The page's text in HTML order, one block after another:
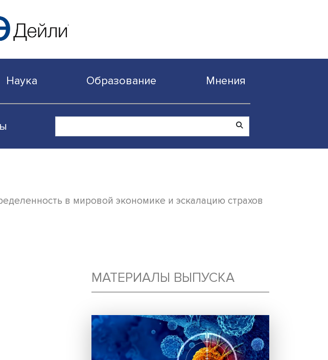
Подкасты
МАТЕРИАЛЫ ВЫПУСКА